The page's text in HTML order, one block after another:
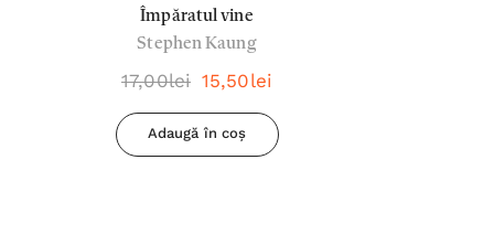
Împăratul vine
Stephen Kaung
17,00lei 15,50lei
Adaugă în coș